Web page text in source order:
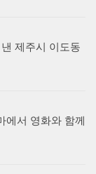
제주시 이도동
에서 영화와 함께